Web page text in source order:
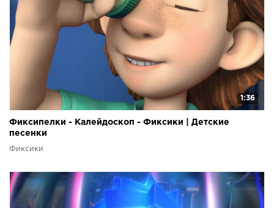
1:36
Фиксипелки - Калейдоскоп - Фиксики | Детские
песенки
Фиксики